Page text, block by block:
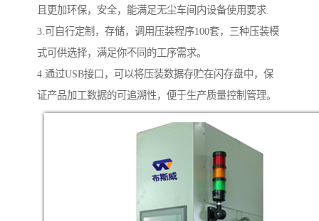
且更加环保，安全，能满足无尘车间内设备使用要求.
3.可自行定制，存储，调用压装程序100套，三种压装模
式可供选择，满足你不同的工序需求。
4.通过USB接口，可以将压装数据存贮在闪存盘中，保
证产品加工数据的可追溯性，便于生产质量控制管理。